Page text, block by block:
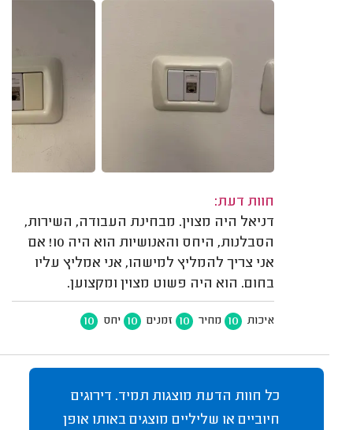
חוות דעת:
דניאל היה מצוין. מבחינת העבודה, השירות,
הסבלנות, היחס והאנושיות הוא היה 10! אם
אני צריך להמליץ למישהו, אני אמליץ עליו
בחום. הוא היה פשוט מצוין ומקצוען.
איכות 10 מחיר 10 זמנים 10 יחס 10
כל חוות הדעת מוצגות תמיד. דירוגים
חיוביים או שליליים מוצגים באותו אופן